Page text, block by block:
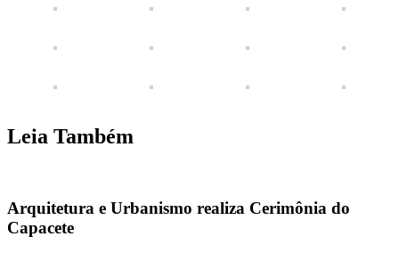
Leia Também
Arquitetura e Urbanismo realiza Cerimônia do
Capacete